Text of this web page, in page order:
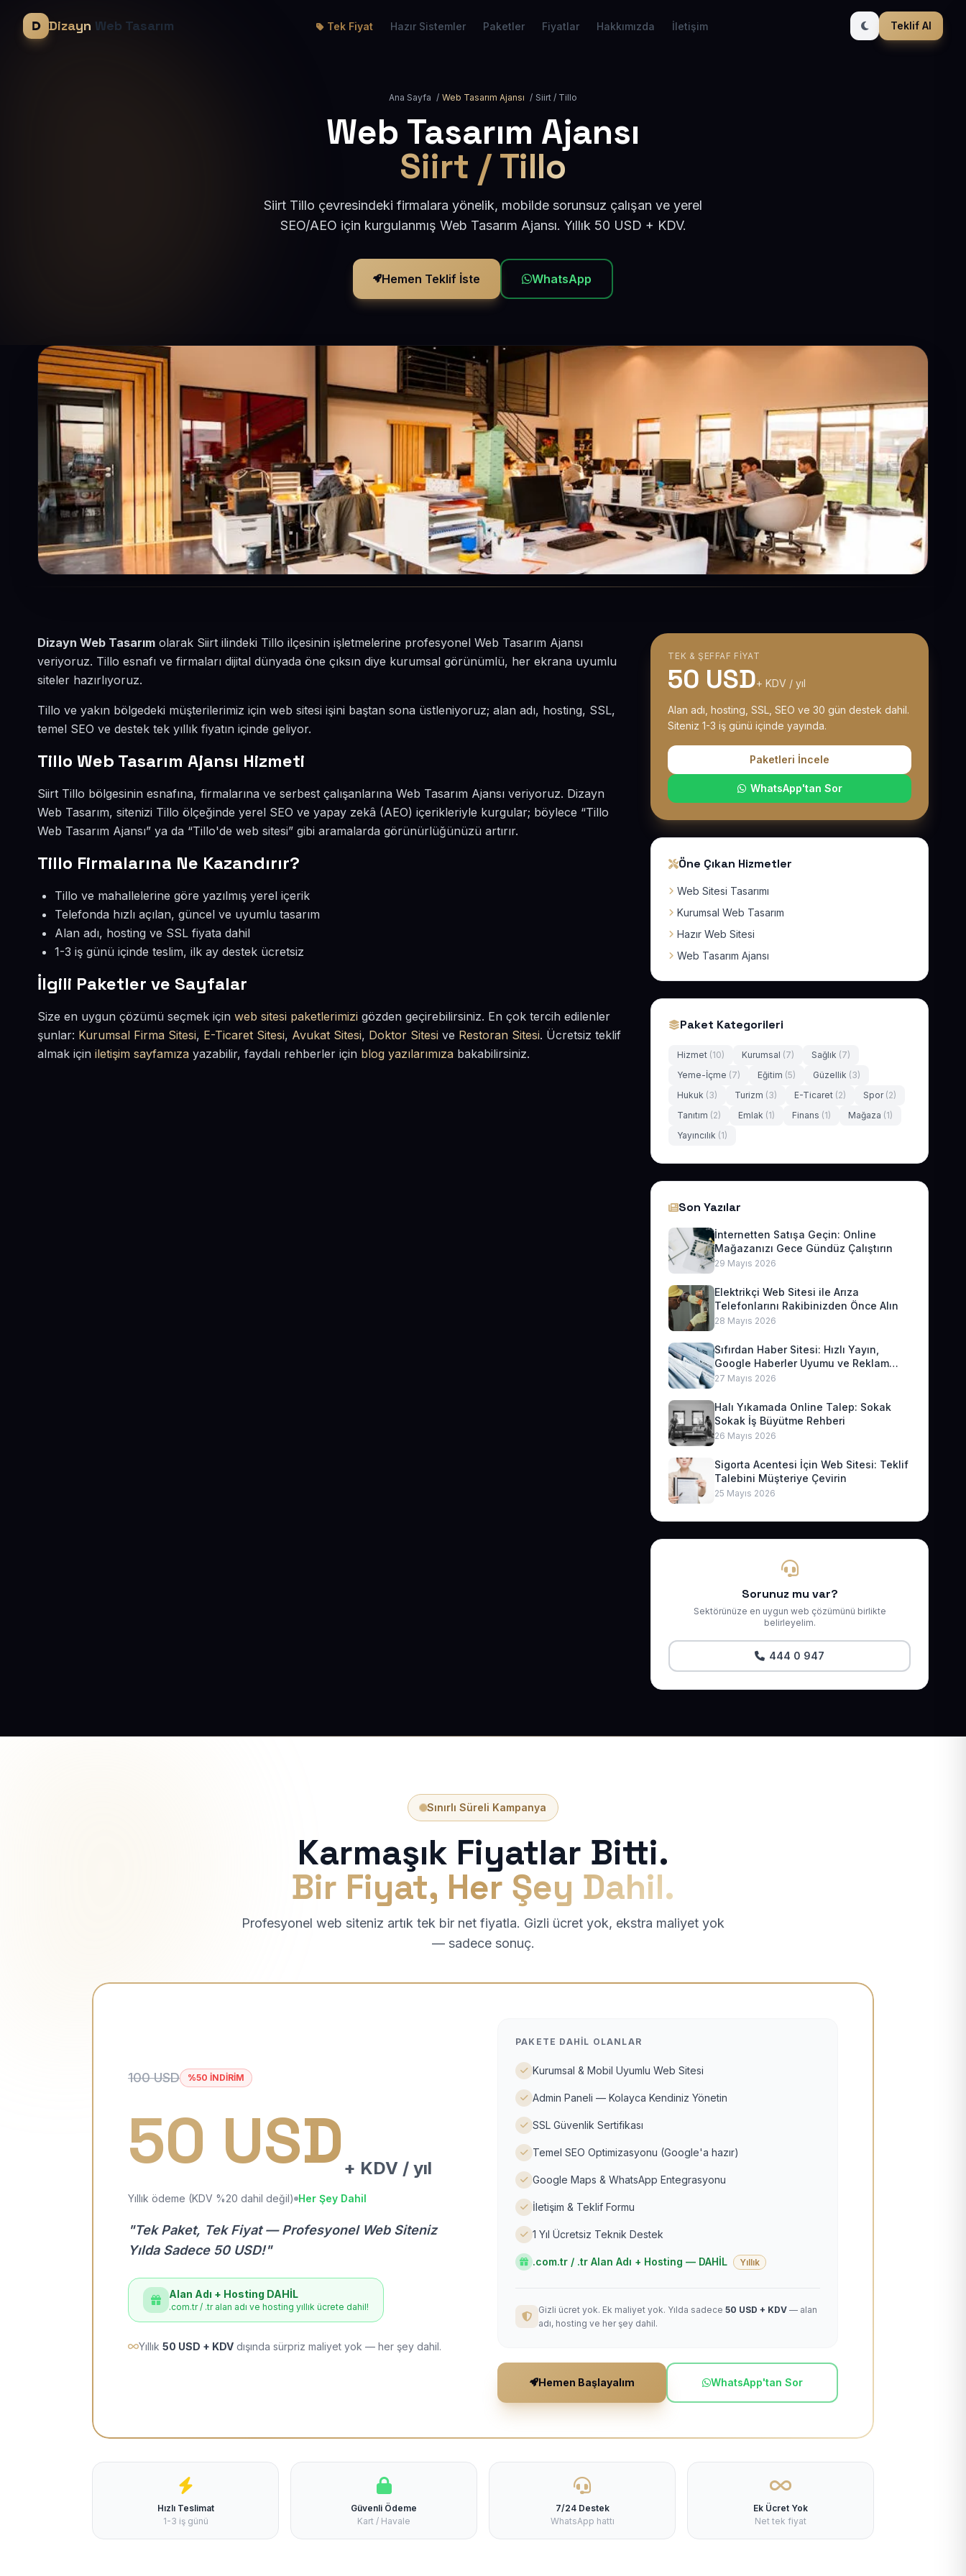
Dizayn Web Tasarım Tek Fiyat Hazır Sistemler Paketler Fiyatlar Hakkımızda İletişim Teklif Al
Ana Sayfa / Web Tasarım Ajansı / Siirt / Tillo
Web Tasarım Ajansı
Siirt / Tillo
Siirt Tillo çevresindeki firmalara yönelik, mobilde sorunsuz çalışan ve yerel
SEO/AEO için kurgulanmış Web Tasarım Ajansı. Yıllık 50 USD + KDV.
Hemen Teklif İste WhatsApp
Dizayn Web Tasarım olarak Siirt ilindeki Tillo ilçesinin işletmelerine profesyonel Web Tasarım Ajansı
veriyoruz. Tillo esnafı ve firmaları dijital dünyada öne çıksın diye kurumsal görünümlü, her ekrana uyumlu
siteler hazırlıyoruz.
Tillo ve yakın bölgedeki müşterilerimiz için web sitesi işini baştan sona üstleniyoruz; alan adı, hosting, SSL,
temel SEO ve destek tek yıllık fiyatın içinde geliyor.
Tillo Web Tasarım Ajansı Hizmeti
Siirt Tillo bölgesinin esnafına, firmalarına ve serbest çalışanlarına Web Tasarım Ajansı veriyoruz. Dizayn
Web Tasarım, sitenizi Tillo ölçeğinde yerel SEO ve yapay zekâ (AEO) içerikleriyle kurgular; böylece “Tillo
Web Tasarım Ajansı” ya da “Tillo'de web sitesi” gibi aramalarda görünürlüğünüzü artırır.
Tillo Firmalarına Ne Kazandırır?
Tillo ve mahallelerine göre yazılmış yerel içerik
Telefonda hızlı açılan, güncel ve uyumlu tasarım
Alan adı, hosting ve SSL fiyata dahil
1-3 iş günü içinde teslim, ilk ay destek ücretsiz
İlgili Paketler ve Sayfalar
Size en uygun çözümü seçmek için web sitesi paketlerimizi gözden geçirebilirsiniz. En çok tercih edilenler
şunlar: Kurumsal Firma Sitesi, E-Ticaret Sitesi, Avukat Sitesi, Doktor Sitesi ve Restoran Sitesi. Ücretsiz teklif
almak için iletişim sayfamıza yazabilir, faydalı rehberler için blog yazılarımıza bakabilirsiniz.
TEK & ŞEFFAF FIYAT
50 USD+ KDV / yıl
Alan adı, hosting, SSL, SEO ve 30 gün destek dahil.
Siteniz 1-3 iş günü içinde yayında.
Paketleri İncele
WhatsApp'tan Sor
Öne Çıkan Hizmetler
Web Sitesi Tasarımı
Kurumsal Web Tasarım
Hazır Web Sitesi
Web Tasarım Ajansı
Paket Kategorileri
Hizmet (10) Kurumsal (7) Sağlık (7)
Yeme-İçme (7) Eğitim (5) Güzellik (3)
Hukuk (3) Turizm (3) E-Ticaret (2) Spor (2)
Tanıtım (2) Emlak (1) Finans (1) Mağaza (1)
Yayıncılık (1)
Son Yazılar
İnternetten Satışa Geçin: Online
Mağazanızı Gece Gündüz Çalıştırın
29 Mayıs 2026
Elektrikçi Web Sitesi ile Arıza
Telefonlarını Rakibinizden Önce Alın
28 Mayıs 2026
Sıfırdan Haber Sitesi: Hızlı Yayın,
Google Haberler Uyumu ve Reklam
Geliri
27 Mayıs 2026
Halı Yıkamada Online Talep: Sokak
Sokak İş Büyütme Rehberi
26 Mayıs 2026
Sigorta Acentesi İçin Web Sitesi: Teklif
Talebini Müşteriye Çevirin
25 Mayıs 2026
Sorunuz mu var?
Sektörünüze en uygun web çözümünü birlikte
belirleyelim.
444 0 947
Sınırlı Süreli Kampanya
Karmaşık Fiyatlar Bitti.
Bir Fiyat, Her Şey Dahil.
Profesyonel web siteniz artık tek bir net fiyatla. Gizli ücret yok, ekstra maliyet yok
— sadece sonuç.
100 USD %50 İNDİRİM
50 USD + KDV / yıl
Yıllık ödeme (KDV %20 dahil değil) Her Şey Dahil
"Tek Paket, Tek Fiyat — Profesyonel Web Siteniz
Yılda Sadece 50 USD!"
Alan Adı + Hosting DAHİL
.com.tr / .tr alan adı ve hosting yıllık ücrete dahil!
Yıllık 50 USD + KDV dışında sürpriz maliyet yok — her şey dahil.
PAKETE DAHIL OLANLAR
Kurumsal & Mobil Uyumlu Web Sitesi
Admin Paneli — Kolayca Kendiniz Yönetin
SSL Güvenlik Sertifikası
Temel SEO Optimizasyonu (Google'a hazır)
Google Maps & WhatsApp Entegrasyonu
İletişim & Teklif Formu
1 Yıl Ücretsiz Teknik Destek
.com.tr / .tr Alan Adı + Hosting — DAHİL Yıllık
Gizli ücret yok. Ek maliyet yok. Yılda sadece 50 USD + KDV — alan
adı, hosting ve her şey dahil.
Hemen Başlayalım WhatsApp'tan Sor
Hızlı Teslimat
1-3 iş günü
Güvenli Ödeme
Kart / Havale
7/24 Destek
WhatsApp hattı
Ek Ücret Yok
Net tek fiyat